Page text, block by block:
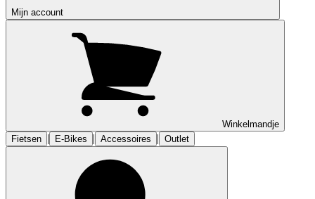
Mijn account
Winkelmandje
Fietsen | E-Bikes | Accessoires | Outlet